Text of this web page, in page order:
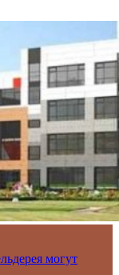
могут